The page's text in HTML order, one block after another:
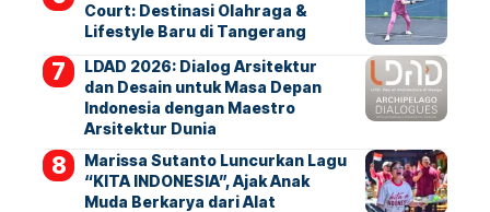
Court: Destinasi Olahraga &
Lifestyle Baru di Tangerang
LDAD 2026: Dialog Arsitektur
dan Desain untuk Masa Depan
Indonesia dengan Maestro
Arsitektur Dunia
Marissa Sutanto Luncurkan Lagu
“KITA INDONESIA”, Ajak Anak
Muda Berkarya dari Alat